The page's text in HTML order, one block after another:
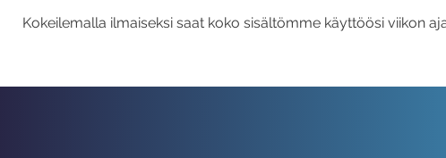
Kokeilemalla ilmaiseksi saat koko sisältömme käyttöösi viikon